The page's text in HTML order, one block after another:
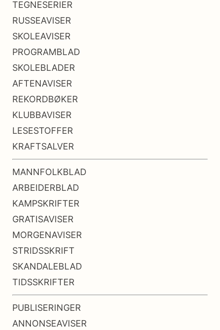
TEGNESERIER
RUSSEAVISER
SKOLEAVISER
PROGRAMBLAD
SKOLEBLADER
AFTENAVISER
REKORDBØKER
KLUBBAVISER
LESESTOFFER
KRAFTSALVER
MANNFOLKBLAD
ARBEIDERBLAD
KAMPSKRIFTER
GRATISAVISER
MORGENAVISER
STRIDSSKRIFT
SKANDALEBLAD
TIDSSKRIFTER
PUBLISERINGER
ANNONSEAVISER